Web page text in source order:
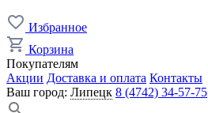
Избранное
Корзина
Покупателям
Акции Доставка и оплата Контакты
Ваш город: Липецк 8 (4742) 34-57-75